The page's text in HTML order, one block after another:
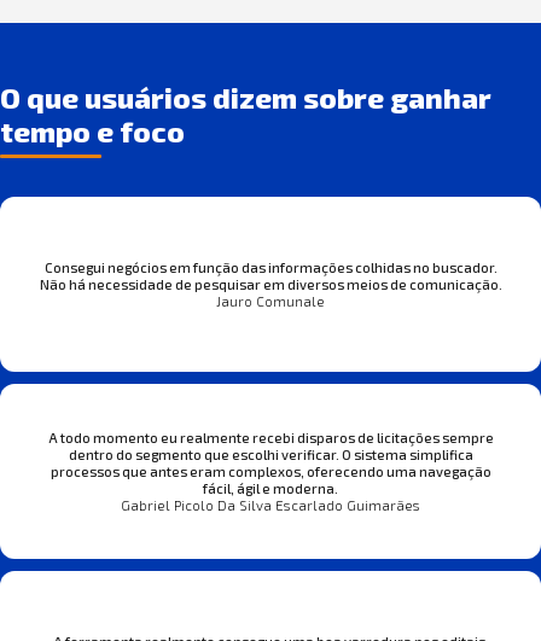
O que usuários dizem sobre ganhar
tempo e foco
Consegui negócios em função das informações colhidas no buscador.
Não há necessidade de pesquisar em diversos meios de comunicação.
Jauro Comunale
A todo momento eu realmente recebi disparos de licitações sempre
dentro do segmento que escolhi verificar. O sistema simplifica
processos que antes eram complexos, oferecendo uma navegação
fácil, ágil e moderna.
Gabriel Picolo Da Silva Escarlado Guimarães